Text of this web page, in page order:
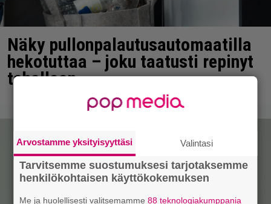
Näky pullonpalautusautomaatilla
hekotuttaa – joku taatusti repinyt
tahallaan
Arvostamme yksityisyyttäsi Valintasi
Tarvitsemme suostumuksesi tarjotaksemme
henkilökohtaisen käyttökokemuksen
Me ja huolellisesti valitsemamme88 teknologiakumppania